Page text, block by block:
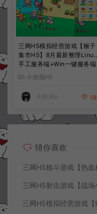
三网H5模拟经营游戏【猴子
集市H5】8月最新整理Linux
手工服务端+Win一键服务端
+解压即玩+简易安卓客户端
+详细搭建教程
小游戏H5
冷雨泽ღ 18
猜你喜欢